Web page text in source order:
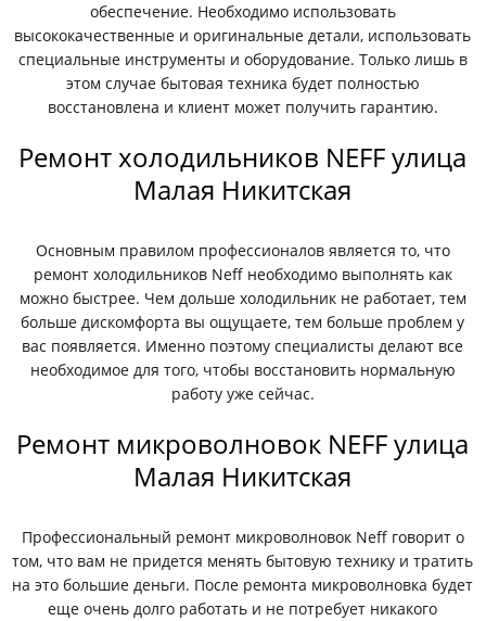
обеспечение. Необходимо использовать
высококачественные и оригинальные детали, использовать
специальные инструменты и оборудование. Только лишь в
этом случае бытовая техника будет полностью
восстановлена и клиент может получить гарантию.
Ремонт холодильников NEFF улица
Малая Никитская
Основным правилом профессионалов является то, что
ремонт холодильников Neff необходимо выполнять как
можно быстрее. Чем дольше холодильник не работает, тем
больше дискомфорта вы ощущаете, тем больше проблем у
вас появляется. Именно поэтому специалисты делают все
необходимое для того, чтобы восстановить нормальную
работу уже сейчас.
Ремонт микроволновок NEFF улица
Малая Никитская
Профессиональный ремонт микроволновок Neff говорит о
том, что вам не придется менять бытовую технику и тратить
на это большие деньги. После ремонта микроволновка будет
еще очень долго работать и не потребует никакого